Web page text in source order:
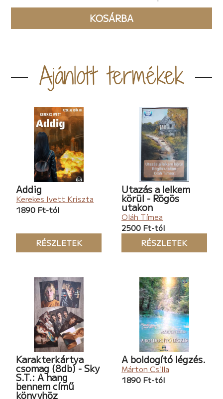
KOSÁRBA
Ajánlott termékek
Addig
Kerekes Ivett Kriszta
1890 Ft-tól
RÉSZLETEK
Utazás a lelkem
körül - Rögös
utakon
Oláh Tímea
2500 Ft-tól
RÉSZLETEK
Karakterkártya
csomag (8db) - Sky
S.T.: A hang
bennem című
könyvhöz
A boldogító légzés.
Márton Csilla
1890 Ft-tól